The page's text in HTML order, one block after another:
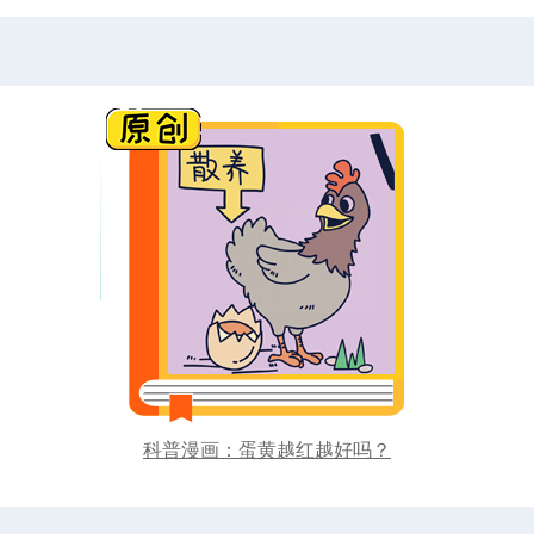
科普漫画：蛋黄越红越好吗？